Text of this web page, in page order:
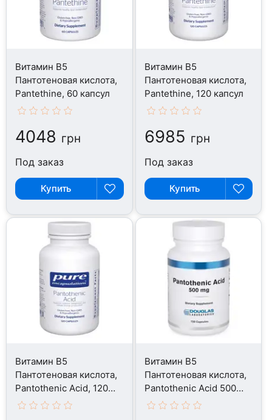
Витамин B5
Пантотеновая кислота,
Pantethine, 60 капсул
4048 грн
Под заказ
Купить
Витамин B5
Пантотеновая кислота,
Pantethine, 120 капсул
6985 грн
Под заказ
Купить
Витамин B5
Пантотеновая кислота,
Pantothenic Acid, 120
капсул
Витамин B5
Пантотеновая кислота,
Pantothenic Acid 500
mg, 100 капсул